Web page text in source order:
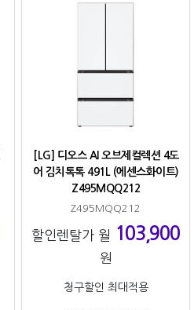
[LG] 디오스 AI 오브제컬렉션 4도
어 김치톡톡 491L (에센스화이트)
Z495MQQ212
Z495MQQ212
할인렌탈가 월 103,900
원
청구할인 최대적용